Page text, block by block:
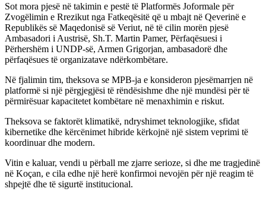
Sot mora pjesë në takimin e pestë të Platformës Joformale për
Zvogëlimin e Rrezikut nga Fatkeqësitë që u mbajt në Qeverinë e
Republikës së Maqedonisë së Veriut, në të cilin morën pjesë
Ambasadori i Austrisë, Sh.T. Martin Pamer, Përfaqësuesi i
Përhershëm i UNDP-së, Armen Grigorjan, ambasadorë dhe
përfaqësues të organizatave ndërkombëtare.
Në fjalimin tim, theksova se MPB-ja e konsideron pjesëmarrjen në
platformë si një përgjegjësi të rëndësishme dhe një mundësi për të
përmirësuar kapacitetet kombëtare në menaxhimin e riskut.
Theksova se faktorët klimatikë, ndryshimet teknologjike, sfidat
kibernetike dhe kërcënimet hibride kërkojnë një sistem veprimi të
koordinuar dhe modern.
Vitin e kaluar, vendi u përball me zjarre serioze, si dhe me tragjedinë
në Koçan, e cila edhe një herë konfirmoi nevojën për një reagim të
shpejtë dhe të sigurtë institucional.